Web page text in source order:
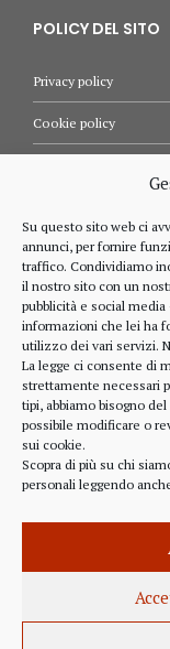
Su questo sito web ci
annunci, per fornire
traffico. Condividiamo
il nostro sito con un
pubblicità e social
informazioni che lei ha
utilizzo dei vari servizi.
La legge ci consente di
strettamente necessari
tipi, abbiamo bisogno
possibile modificare o
sui cookie.
Scopra di più su chi
personali leggendo
POLICY DEL SITO
Privacy policy
Cookie policy
Comunicazioni
RIFERIMENTI
328
RZZ LRT 72M24